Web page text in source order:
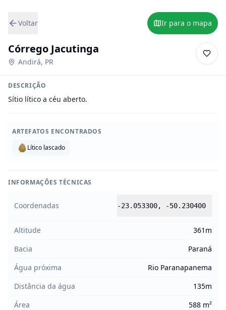
Voltar Ir para o mapa
Córrego Jacutinga
Andirá, PR
DESCRIÇÃO
Sítio lítico a céu aberto.
ARTEFATOS ENCONTRADOS
Lítico lascado
INFORMAÇÕES TÉCNICAS
Coordenadas -23.053300, -50.230400
Altitude
361m
Bacia
Paraná
Água próxima
Rio Paranapanema
Distância da água
135m
Área
588 m²